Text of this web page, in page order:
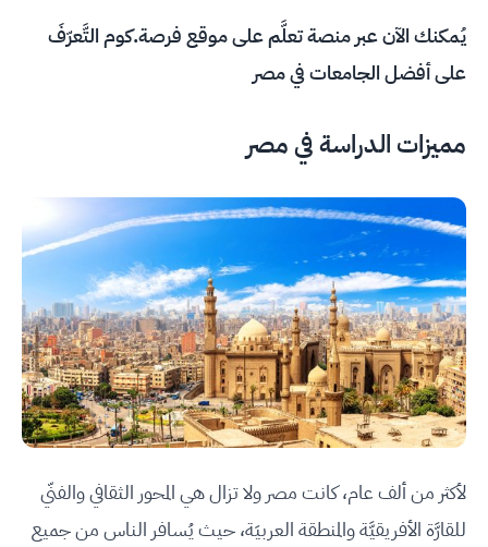
يُمكنك الآن عبر منصة تعلَّم على موقع فرصة.كوم التَّعرّفَ
على أفضل الجامعات في مصر
مميزات الدراسة في مصر
لأكثر من ألف عام، كانت مصر ولا تزال هي المحور الثقافي والفنّي
للقارَّة الأفريقيَّة والمنطقة العربيَة، حيث يُسافر الناس من جميع